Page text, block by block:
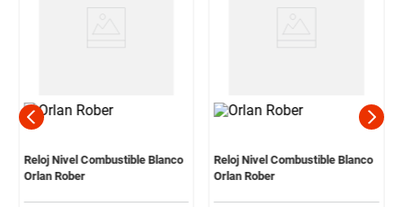
Reloj Nivel Combustible Blanco
Orlan Rober
Reloj Nivel Combustible Blanco
Orlan Rober